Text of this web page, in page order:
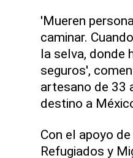
'Mueren
caminar.
la selva, donde
seguros',
artesano de 33
destino a
Con el apoyo
Refugiados y